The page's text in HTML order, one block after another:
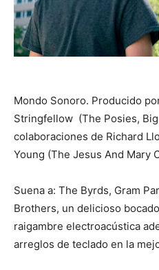
Mondo Sonoro. Producido
Stringfellow (The Posies, Big
colaboraciones de Richard
Young (The Jesus And Mary
Suena a: The Byrds, Gram
Brothers, un delicioso
raigambre electroacústica
arreglos de teclado en la